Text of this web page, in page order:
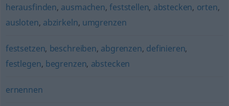
herausfinden, ausmachen,feststellen, abstecken, orten,
ausloten, abzirkeln, umgrenzen
festsetzen, beschreiben, abgrenzen, definieren,
festlegen, begrenzen, abstecken
ernennen